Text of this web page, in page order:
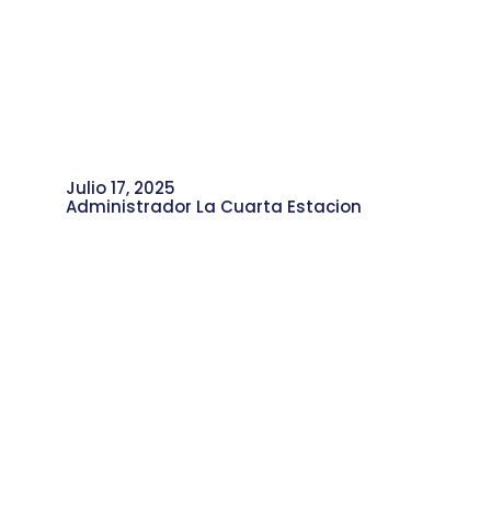
Julio 17, 2025
Administrador La Cuarta Estacion